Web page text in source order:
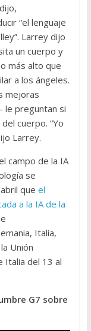
“el lenguaje
Larrey dijo
un cuerpo y
más alto que
a los ángeles.
mejoras
le preguntan si
cuerpo. “Yo
Larrey.
campo de la IA
se
que el
a la IA de la
Italia,
Unión
Italia del 13 al
G7 sobre